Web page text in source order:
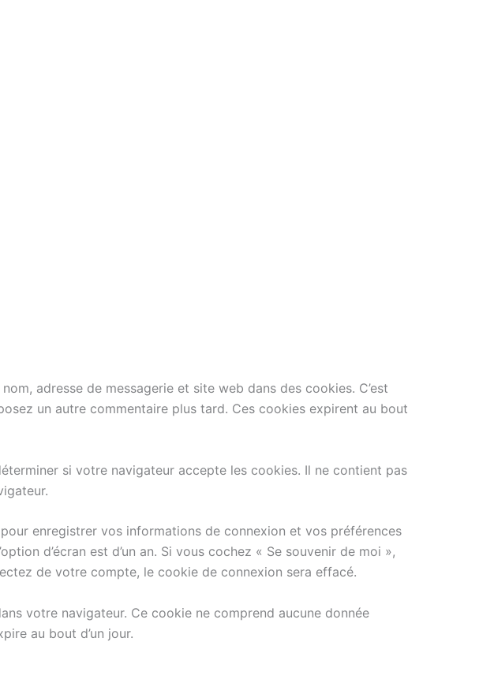
adresse de messagerie et site web dans des cookies. C’est
un autre commentaire plus tard. Ces cookies expirent au bout
si votre navigateur accepte les cookies. Il ne contient pas
enregistrer vos informations de connexion et vos préférences
d’écran est d’un an. Si vous cochez « Se souvenir de moi »,
de votre compte, le cookie de connexion sera effacé.
votre navigateur. Ce cookie ne comprend aucune donnée
au bout d’un jour.